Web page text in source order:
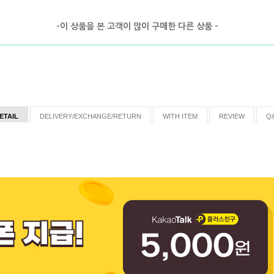
-이 상품을 본 고객이 많이 구매한 다른 상품 -
DELIVERY/EXCHANGE/RETURN WITH ITEM REVIEW